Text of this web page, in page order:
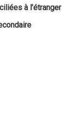
à l’étranger